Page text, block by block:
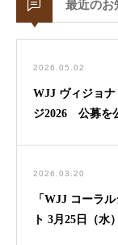
最近のお
2026.05.02
WJJ ヴィジョ
ジ2026 公募を
2026.03.20
「WJJ コーラ
ト 3月25日（水